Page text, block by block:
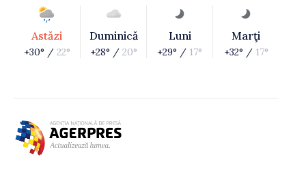
Astăzi
+30° / 22°
Duminică
+28° / 20°
Luni
+29° / 17°
Marţi
+32° / 17°